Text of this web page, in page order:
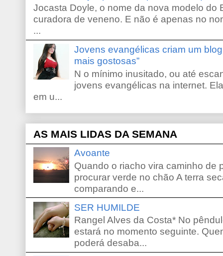
Jocasta Doyle, o nome da nova modelo do
curadora de veneno. E não é apenas no
...
Jovens evangélicas criam um
mais gostosas”
N o mínimo inusitado, ou até
jovens evangélicas na internet.
em u...
AS MAIS LIDAS DA SEMANA
Avoante
Quando o riacho vira caminho de
procurar verde no chão A terra
comparando e...
SER HUMILDE
Rangel Alves da Costa* No
estará no momento seguinte.
poderá desaba...